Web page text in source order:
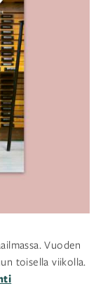
Vuoden
toisella viikolla.